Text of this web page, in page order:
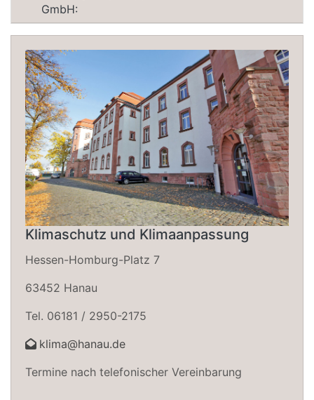
GmbH:
Klimaschutz und Klimaanpassung
Hessen-Homburg-Platz 7
63452 Hanau
Tel. 06181 / 2950-2175
klima@hanau.de
Termine nach telefonischer Vereinbarung